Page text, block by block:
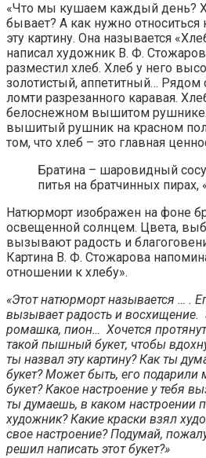
«Что мы кушаем каждый день?
бывает? А как нужно относиться
эту картину. Она называется
написал художник В. Ф.
разместил хлеб. Хлеб у него
золотистый, аппетитный…
ломти разрезанного каравая.
белоснежном вышитом рушнике.
вышитый рушник на красном
том, что хлеб – это главная
Братина – шаровидный
питья на братчинных
Натюрморт изображен на фоне
освещенной солнцем. Цвета,
вызывают радость и
Картина В. Ф. Стожарова
отношении к хлебу».
«Этот натюрморт называется … .
вызывает радость и восхищение.
ромашка, пион… Хочется
такой пышный букет, чтобы
ты назвал эту картину? Как ты
букет? Может быть, его подарили
букет? Какое настроение у тебя
ты думаешь, в каком настроении
художник? Какие краски взял
свое настроение? Подумай,
решил написать этот букет?»